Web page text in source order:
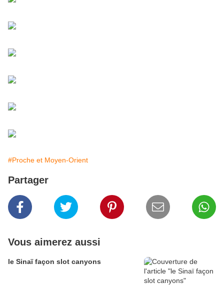
#Proche et Moyen-Orient
Partager
Vous aimerez aussi
le Sinaï façon slot canyons